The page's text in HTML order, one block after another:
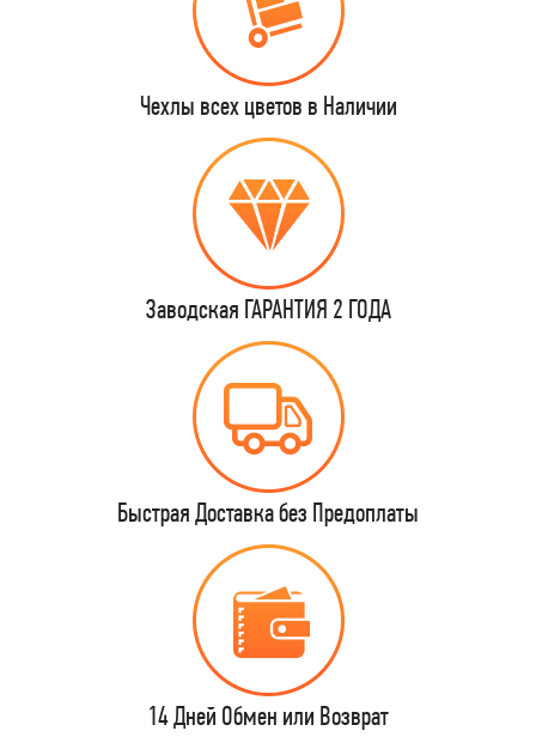
Чехлы всех цветов в Наличии
Заводская ГАРАНТИЯ 2 ГОДА
Быстрая Доставка без Предоплаты
14 Дней Обмен или Возврат